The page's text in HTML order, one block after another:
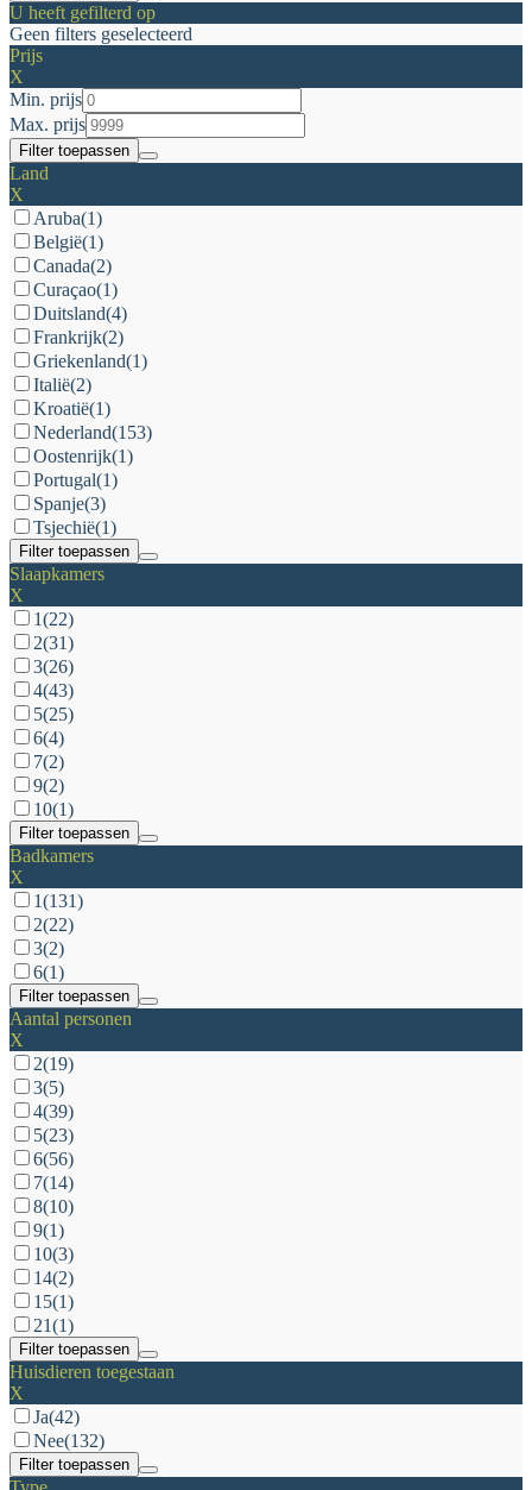
U heeft gefilterd op
Geen filters geselecteerd
Prijs
X
Min. prijs
Max. prijs
Filter toepassen
Land
X
Aruba(1)
België(1)
Canada(2)
Curaçao(1)
Duitsland(4)
Frankrijk(2)
Griekenland(1)
Italië(2)
Kroatië(1)
Nederland(153)
Oostenrijk(1)
Portugal(1)
Spanje(3)
Tsjechië(1)
Filter toepassen
Slaapkamers
X
1(22)
2(31)
3(26)
4(43)
5(25)
6(4)
7(2)
9(2)
10(1)
Filter toepassen
Badkamers
X
1(131)
2(22)
3(2)
6(1)
Filter toepassen
Aantal personen
X
2(19)
3(5)
4(39)
5(23)
6(56)
7(14)
8(10)
9(1)
10(3)
14(2)
15(1)
21(1)
Filter toepassen
Huisdieren toegestaan
X
Ja(42)
Nee(132)
Filter toepassen